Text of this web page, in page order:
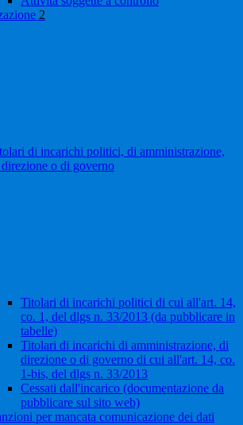
2
di incarichi politici, di amministrazione,
o di governo
Titolari di incarichi politici di cui all'art. 14,
co. 1, del dlgs n. 33/2013 (da pubblicare in
tabelle)
Titolari di incarichi di amministrazione, di
direzione o di governo di cui all'art. 14, co.
1-bis, del dlgs n. 33/2013
Cessati dall'incarico (documentazione da
pubblicare sul sito web)
per mancata comunicazione dei dati